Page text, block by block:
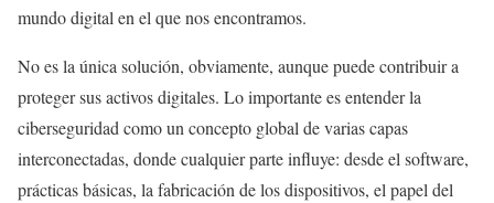
mundo digital en el que nos encontramos.
No es la única solución, obviamente, aunque puede contribuir a
proteger sus activos digitales. Lo importante es entender la
ciberseguridad como un concepto global de varias capas
interconectadas, donde cualquier parte influye: desde el software,
prácticas básicas, la fabricación de los dispositivos, el papel del